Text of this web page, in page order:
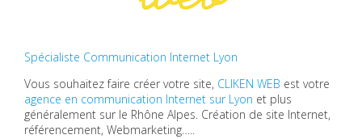
Spécialiste Communication Internet Lyon
Vous souhaitez faire créer votre site, CLIKEN WEB est votre
agence en communication Internet sur Lyon et plus
généralement sur le Rhône Alpes. Création de site Internet,
référencement, Webmarketing…..